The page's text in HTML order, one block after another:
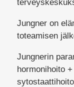
Jungner on
toteamisen
Jungnerin
hormonihoito